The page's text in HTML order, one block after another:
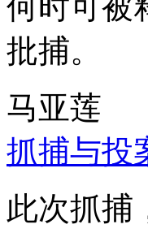
批捕。
马亚莲
抓捕与投
此次抓捕